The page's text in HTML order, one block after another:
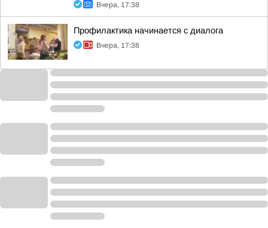
Вчера, 17:38
Профилактика начинается с диалога
Вчера, 17:38